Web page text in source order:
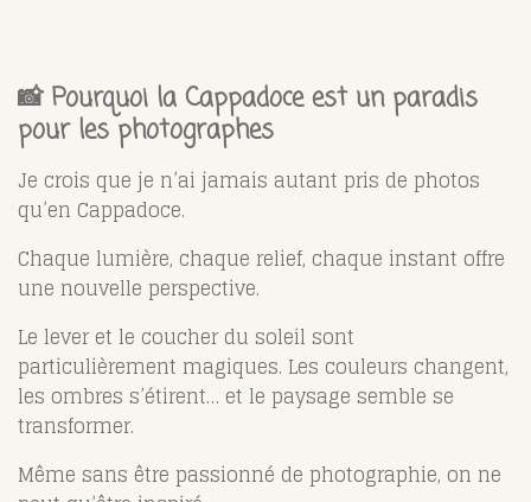
📸 Pourquoi la Cappadoce est un paradis
pour les photographes
Je crois que je n’ai jamais autant pris de photos
qu’en Cappadoce.
Chaque lumière, chaque relief, chaque instant offre
une nouvelle perspective.
Le lever et le coucher du soleil sont
particulièrement magiques. Les couleurs changent,
les ombres s’étirent… et le paysage semble se
transformer.
Même sans être passionné de photographie, on ne